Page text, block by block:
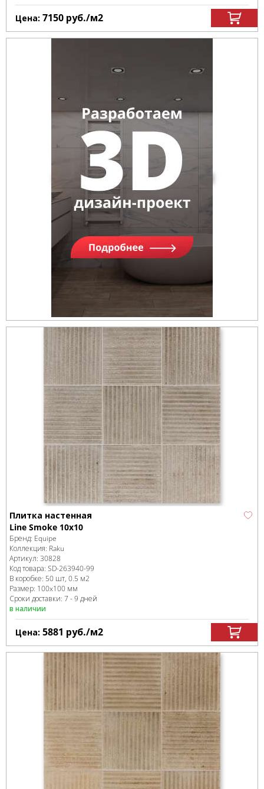
Цена: 7150 руб./м2
Плитка настенная
Line Smoke 10x10
Бренд: Equipe
Коллекция: Raku
Артикул: 30828
Код товара: SD-263940-99
В коробке: 50 шт, 0.5 м2
Размер: 100x100 мм
Сроки доставки: 7 - 9 дней
в наличии
Цена: 5881 руб./м2